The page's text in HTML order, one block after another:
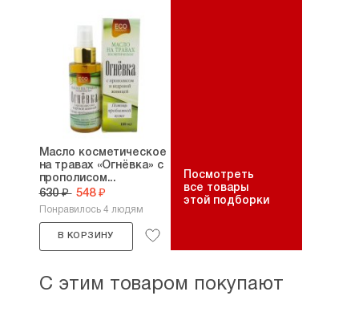
Масло косметическое
на травах «Огнёвка» с
прополисом...
630 ₽ 548 ₽
Понравилось 4 людям
В КОРЗИНУ
Посмотреть
все товары
этой подборки
С этим товаром покупают